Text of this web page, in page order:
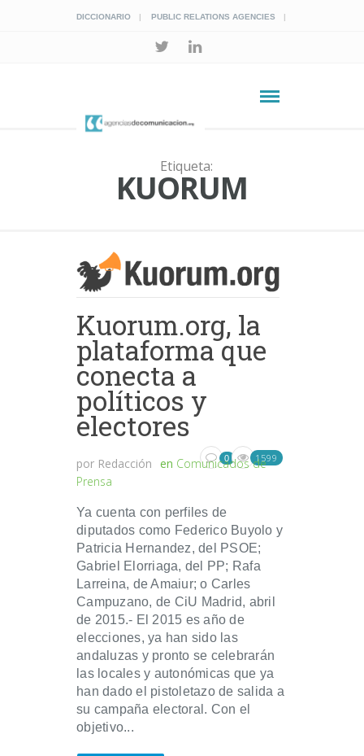
DICCIONARIO PUBLIC RELATIONS AGENCIES
Etiqueta:
KUORUM
Kuorum.org, la
plataforma que
conecta a
políticos y
electores
por Redacción en Comunicados de
Prensa
0 1599
Ya cuenta con perfiles de
diputados como Federico Buyolo y
Patricia Hernandez, del PSOE;
Gabriel Elorriaga, del PP; Rafa
Larreina, de Amaiur; o Carles
Campuzano, de CiU Madrid, abril
de 2015.- El 2015 es año de
elecciones, ya han sido las
andaluzas y pronto se celebrarán
las locales y autonómicas que ya
han dado el pistoletazo de salida a
su campaña electoral. Con el
objetivo...